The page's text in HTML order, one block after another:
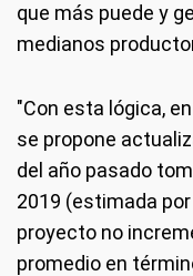
que más puede y
medianos
"Con esta lógica,
se propone
del año pasado
2019 (estimada por
proyecto no
promedio en